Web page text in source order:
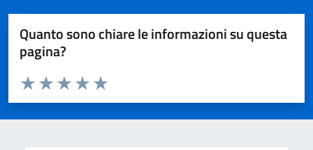
Quanto sono chiare le informazioni su questa
pagina?
Valuta da 1 a 5 stelle la pagina
Valuta 5 stelle su 5
Valuta 4 stelle su 5
Valuta 3 stelle su 5
Valuta 2 stelle su 5
Valuta 1 stelle su 5